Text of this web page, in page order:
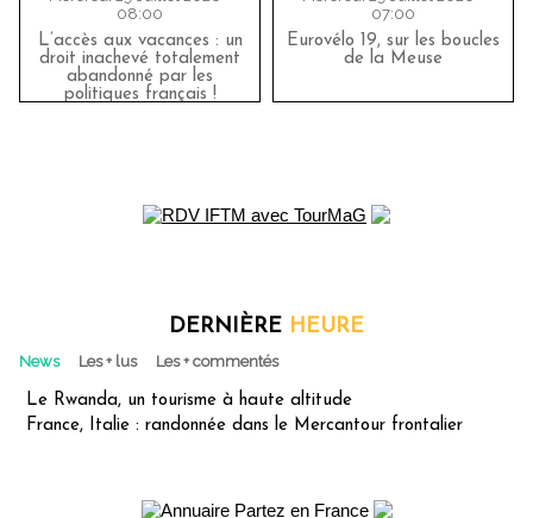
08:00
L’accès aux vacances : un
droit inachevé totalement
abandonné par les
politiques français !
07:00
Eurovélo 19, sur les boucles
de la Meuse
DERNIÈRE HEURE
News Les + lus Les + commentés
Le Rwanda, un tourisme à haute altitude
France, Italie : randonnée dans le Mercantour frontalier